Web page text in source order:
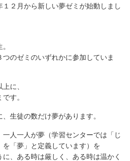
２月から新しい夢ゼミが始動しまし
のゼミのいずれかに参加していま
に、
す。
生徒の数だけ夢があります。
人一人が夢（学習センターでは「じ
「夢」と定義しています）を
、ある時は厳しく、ある時は温かく